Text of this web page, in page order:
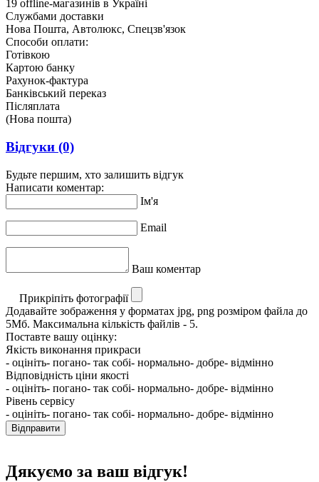
19 offline-магазинів в Україні
Службами доставки
Нова Пошта, Автолюкс, Спецзв'язок
Способи оплати:
Готівкою
Картою банку
Рахунок-фактура
Банківський переказ
Післяплата
(Нова пошта)
Відгуки (0)
Будьте першим, хто залишить відгук
Написати коментар:
Ім'я
Email
Ваш коментар
Прикріпіть фотографії
Додавайте зображення у форматах jpg, png розміром файла до
5Мб. Максимальна кількість файлів - 5.
Поставте вашу оцінку:
Якість виконання прикраси
- оцініть- погано- так собі- нормально- добре- відмінно
Відповідність ціни якості
- оцініть- погано- так собі- нормально- добре- відмінно
Рівень сервісу
- оцініть- погано- так собі- нормально- добре- відмінно
Відправити
Дякуємо за ваш відгук!